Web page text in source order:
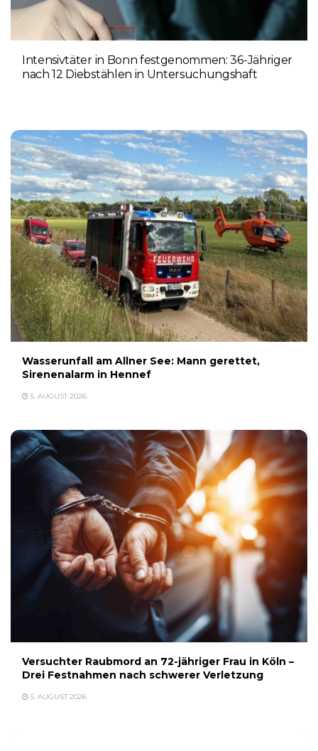
Intensivtäter in Bonn festgenommen: 36-Jähriger
nach 12 Diebstählen in Untersuchungshaft
Wasserunfall am Allner See: Mann gerettet,
Sirenenalarm in Hennef
5. AUGUST 2026
Versuchter Raubmord an 72-jähriger Frau in Köln –
Drei Festnahmen nach schwerer Verletzung
5. AUGUST 2026